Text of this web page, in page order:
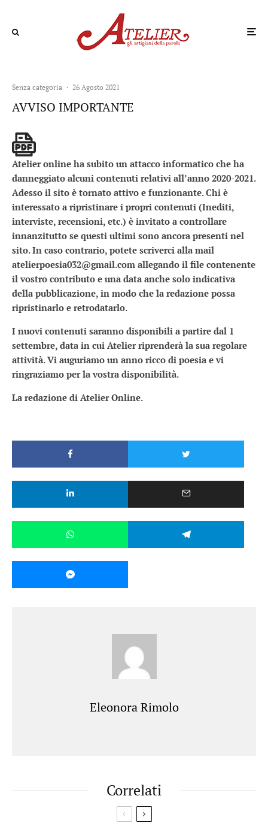
Senza categoria · 26 Agosto 2021
AVVISO IMPORTANTE
Atelier online ha subito un attacco informatico che ha
danneggiato alcuni contenuti relativi all’anno 2020-2021.
Adesso il sito è tornato attivo e funzionante. Chi è
interessato a ripristinare i propri contenuti (Inediti,
interviste, recensioni, etc.) è invitato a controllare
innanzitutto se questi ultimi sono ancora presenti nel
sito. In caso contrario, potete scriverci alla mail
atelierpoesia032@gmail.com allegando il file contenente
il vostro contributo e una data anche solo indicativa
della pubblicazione, in modo che la redazione possa
ripristinarlo e retrodatarlo.
I nuovi contenuti saranno disponibili a partire dal 1
settembre, data in cui Atelier riprenderà la sua regolare
attività. Vi auguriamo un anno ricco di poesia e vi
ringraziamo per la vostra disponibilità.
La redazione di Atelier Online.
Eleonora Rimolo
Correlati